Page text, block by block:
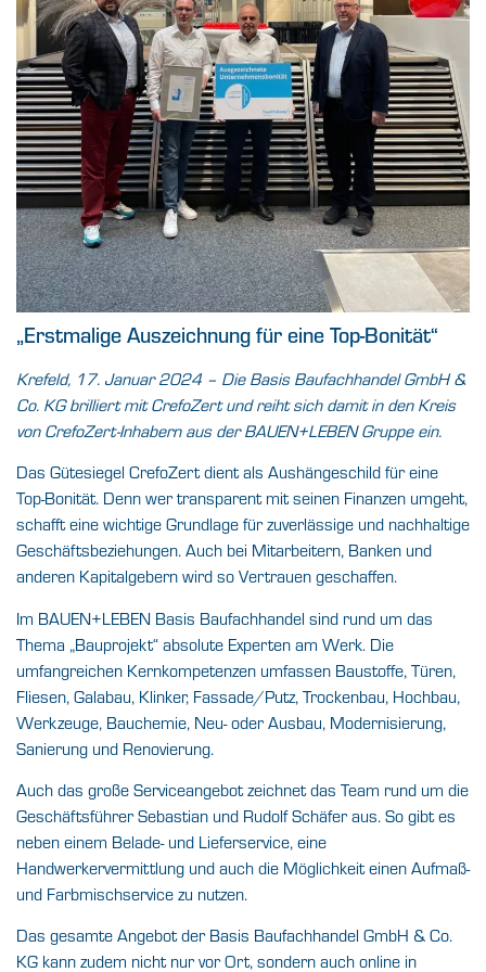
„Erstmalige Auszeichnung für eine Top-Bonität“
Krefeld, 17. Januar 2024 – Die Basis Baufachhandel GmbH &
Co. KG brilliert mit CrefoZert und reiht sich damit in den Kreis
von CrefoZert-Inhabern aus der BAUEN+LEBEN Gruppe ein.
Das Gütesiegel CrefoZert dient als Aushängeschild für eine
Top-Bonität. Denn wer transparent mit seinen Finanzen umgeht,
schafft eine wichtige Grundlage für zuverlässige und nachhaltige
Geschäftsbeziehungen. Auch bei Mitarbeitern, Banken und
anderen Kapitalgebern wird so Vertrauen geschaffen.
Im BAUEN+LEBEN Basis Baufachhandel sind rund um das
Thema „Bauprojekt“ absolute Experten am Werk. Die
umfangreichen Kernkompetenzen umfassen Baustoffe, Türen,
Fliesen, Galabau, Klinker, Fassade/Putz, Trockenbau, Hochbau,
Werkzeuge, Bauchemie, Neu- oder Ausbau, Modernisierung,
Sanierung und Renovierung.
Auch das große Serviceangebot zeichnet das Team rund um die
Geschäftsführer Sebastian und Rudolf Schäfer aus. So gibt es
neben einem Belade- und Lieferservice, eine
Handwerkervermittlung und auch die Möglichkeit einen Aufmaß-
und Farbmischservice zu nutzen.
Das gesamte Angebot der Basis Baufachhandel GmbH & Co.
KG kann zudem nicht nur vor Ort, sondern auch online in